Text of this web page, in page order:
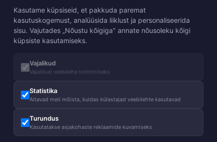
Kasutame küpsiseid, et pakkuda paremat
kasutuskogemust, analüüsida liiklust ja personaliseerida
sisu. Vajutades „Nõustu kõigiga" annate nõusoleku kõigi
küpsiste kasutamiseks.
Vajalikud
Vajalikud veebilehe toimimiseks
Statistika
Aitavad meil mõista, kuidas külastajad veebilehte kasutavad
Turundus
Kasutatakse asjakohaste reklaamide kuvamiseks